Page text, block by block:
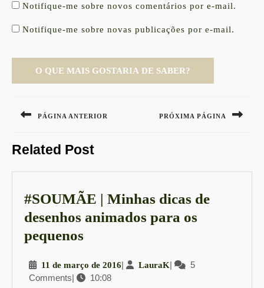
Notifique-me sobre novos comentários por e-mail.
Notifique-me sobre novas publicações por e-mail.
de
PÁGINA ANTERIOR
post:
PRÓXIMA PÁGINA
Related Post
#SOUMÃE | Minhas dicas de
desenhos animados para os
pequenos
Minhas
11 de março de 201611
| LauraKLauraK
|
5
Comments| 10:08